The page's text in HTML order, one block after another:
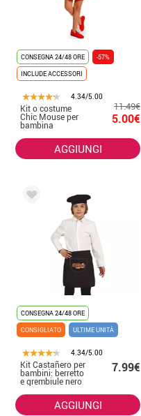
CONSEGNA 24/48 ORE
-57%
INCLUDE ACCESSORI
4.34/5.00
Kit o costume
Chic Mouse per
bambina
11.49€
5.00€
AGGIUNGI
CONSEGNA 24/48 ORE
CONSIGLIATO
ULTIME UNITÀ
4.34/5.00
Kit Castañero per
bambini: berretto
e grembiule nero
7.99€
AGGIUNGI